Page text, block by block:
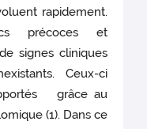
rapidement.
précoces et
signes cliniques
Ceux-ci
grâce au
(1). Dans ce